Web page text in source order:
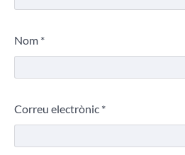
Nom *
Correu electrònic *